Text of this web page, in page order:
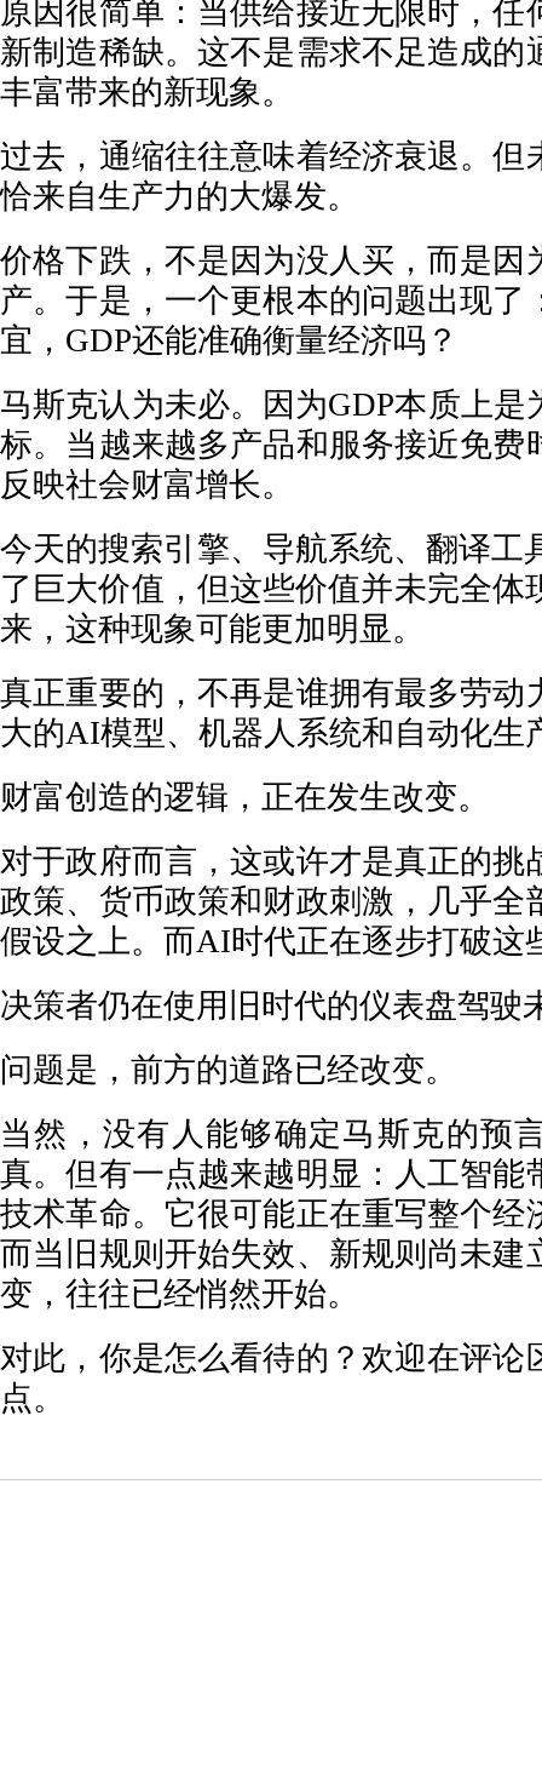
原因很简单：当供给接近无限时，任
新制造稀缺。这不是需求不足造成的
丰富带来的新现象。
过去，通缩往往意味着经济衰退。但
恰来自生产力的大爆发。
价格下跌，不是因为没人买，而是因
产。于是，一个更根本的问题出现了
宜，GDP还能准确衡量经济吗？
马斯克认为未必。因为GDP本质上是
标。当越来越多产品和服务接近免费
反映社会财富增长。
今天的搜索引擎、导航系统、翻译工
了巨大价值，但这些价值并未完全体
来，这种现象可能更加明显。
真正重要的，不再是谁拥有最多劳动
大的AI模型、机器人系统和自动化生
财富创造的逻辑，正在发生改变。
对于政府而言，这或许才是真正的挑
政策、货币政策和财政刺激，几乎全
假设之上。而AI时代正在逐步打破这
决策者仍在使用旧时代的仪表盘驾驶
问题是，前方的道路已经改变。
当然，没有人能够确定马斯克的预
真。但有一点越来越明显：人工智能
技术革命。它很可能正在重写整个经
而当旧规则开始失效、新规则尚未建
变，往往已经悄然开始。
对此，你是怎么看待的？欢迎在评论
点。